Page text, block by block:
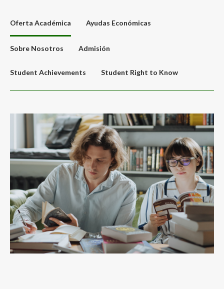
Oferta Académica Ayudas Económicas
Sobre Nosotros Admisión
Student Achievements Student Right to Know